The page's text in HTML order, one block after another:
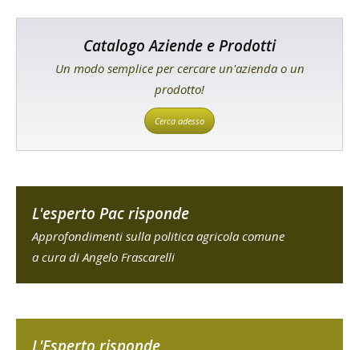
Catalogo Aziende e Prodotti
Un modo semplice per cercare un'azienda o un
prodotto!
Cerca adesso
L'esperto Pac risponde
Approfondimenti sulla politica agricola comune
a cura di Angelo Frascarelli
L'Esperto risponde